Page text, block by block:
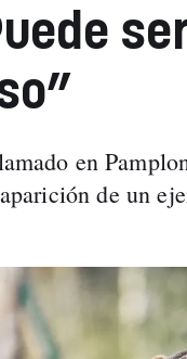
en
de un